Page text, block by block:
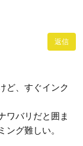
返信
ど、すぐインク
ワバリだと囲ま
ング難しい。